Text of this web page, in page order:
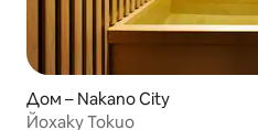
Дом – Nakano City
Йохаку Токио